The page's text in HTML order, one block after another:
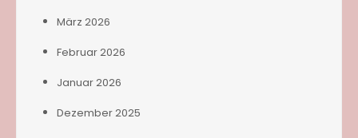
März 2026
Februar 2026
Januar 2026
Dezember 2025